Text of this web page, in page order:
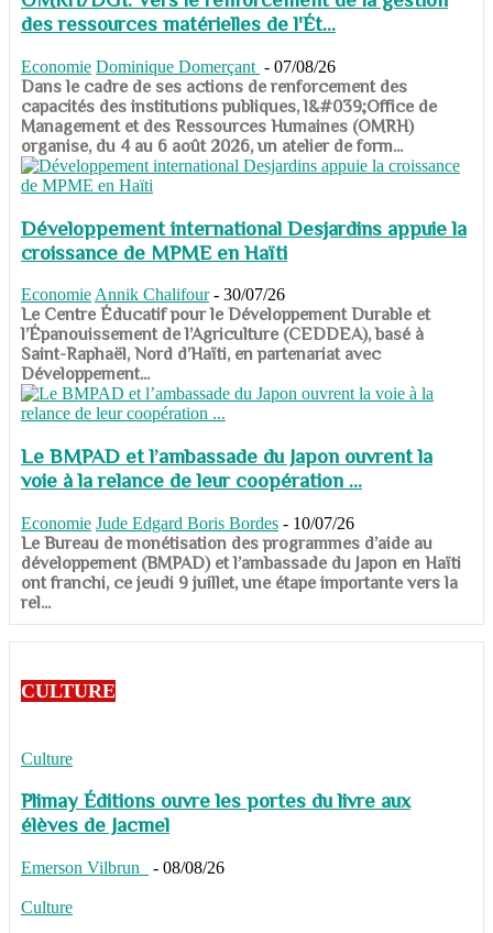
des ressources matérielles de l'Ét...
Economie Dominique Domerçant - 07/08/26
Dans le cadre de ses actions de renforcement des
capacités des institutions publiques, l&#039;Office de
Management et des Ressources Humaines (OMRH)
organise, du 4 au 6 août 2026, un atelier de form...
Développement international Desjardins appuie la
croissance de MPME en Haïti
Economie Annik Chalifour - 30/07/26
​​​​​​​Le Centre Éducatif pour le Développement Durable et
l’Épanouissement de l’Agriculture (CEDDEA), basé à
Saint-Raphaël, Nord d’Haïti, en partenariat avec
Développement...
Le BMPAD et l’ambassade du Japon ouvrent la
voie à la relance de leur coopération ...
Economie Jude Edgard Boris Bordes - 10/07/26
​​​​​​​Le Bureau de monétisation des programmes d’aide au
développement (BMPAD) et l’ambassade du Japon en Haïti
ont franchi, ce jeudi 9 juillet, une étape importante vers la
rel...
CULTURE
Culture
Plimay Éditions ouvre les portes du livre aux
élèves de Jacmel
Emerson Vilbrun - 08/08/26
Culture